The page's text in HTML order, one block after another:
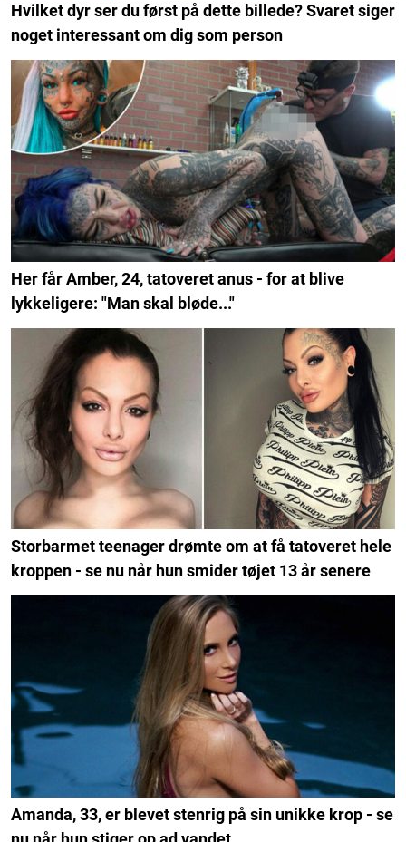
Hvilket dyr ser du først på dette billede? Svaret siger
noget interessant om dig som person
Her får Amber, 24, tatoveret anus - for at blive
lykkeligere: "Man skal bløde..."
Storbarmet teenager drømte om at få tatoveret hele
kroppen - se nu når hun smider tøjet 13 år senere
Amanda, 33, er blevet stenrig på sin unikke krop - se